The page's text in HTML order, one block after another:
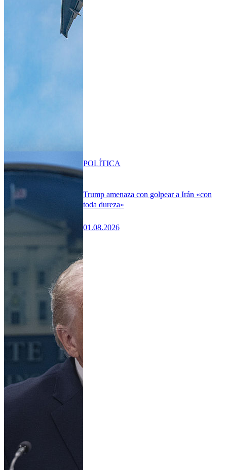
Trump amenaza con golpear a Irán «con
toda dureza»
01.08.2026
POLÍTICA